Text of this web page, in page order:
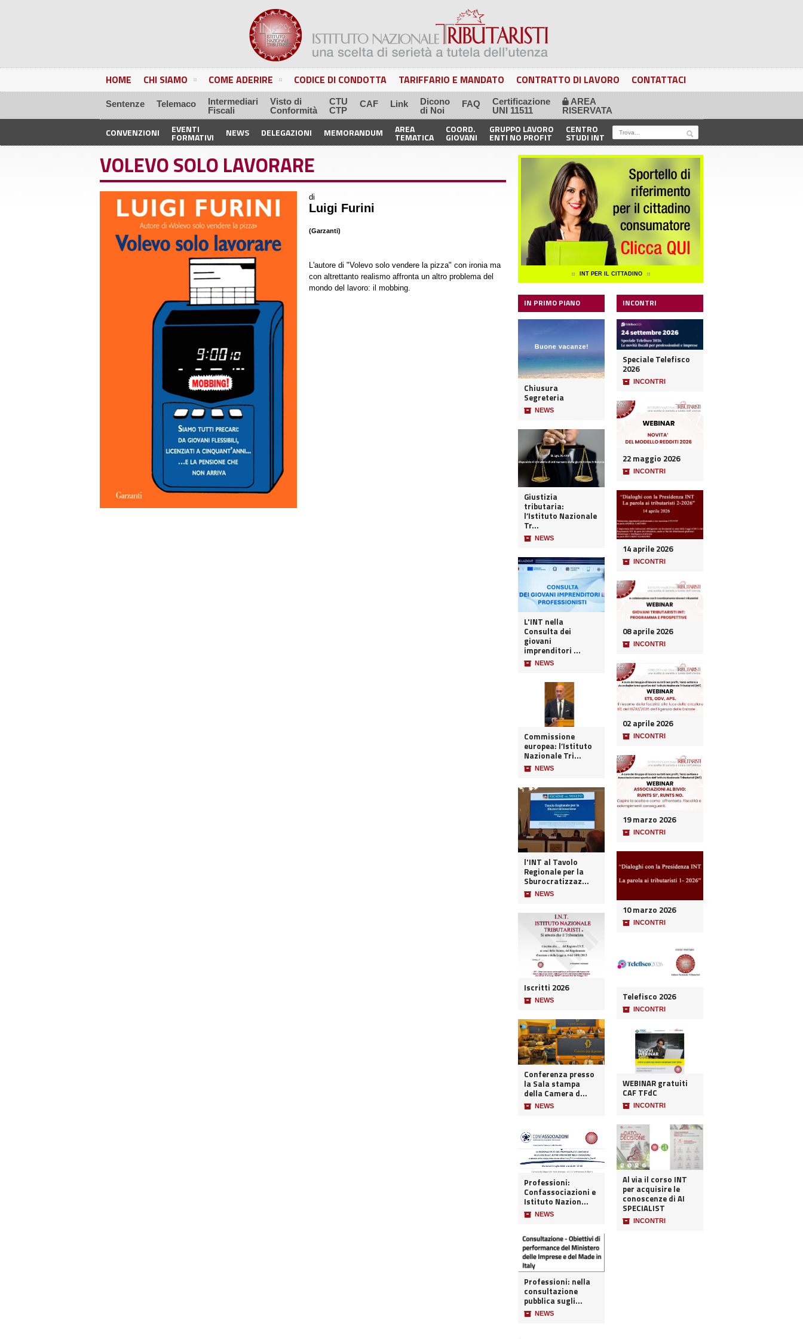
HOME CHI SIAMO COME ADERIRE CODICE DI CONDOTTA TARIFFARIO E MANDATO CONTRATTO DI LAVORO CONTATTACI
Sentenze Telemaco
Intermediari
Fiscali
Visto di
Conformità
CTU
CTP
CAF Link
Dicono
di Noi
FAQ
Certificazione
UNI 11511
🔒 AREA
RISERVATA
CONVENZIONI EVENTI
FORMATIVI NEWS DELEGAZIONI MEMORANDUM AREA
TEMATICA
COORD.
GIOVANI
GRUPPO LAVORO
ENTI NO PROFIT
CENTRO
STUDI INT
VOLEVO SOLO LAVORARE
di
Luigi Furini
(Garzanti)
L'autore di "Volevo solo vendere la pizza" con ironia ma
con altrettanto realismo affronta un altro problema del
mondo del lavoro: il mobbing.
INT PER IL CITTADINO
IN PRIMO PIANO
Chiusura
Segreteria
📦 NEWS
Giustizia
tributaria:
l’Istituto Nazionale
Tr...
📦 NEWS
L'INT nella
Consulta dei
giovani
imprenditori ...
📦 NEWS
Commissione
europea: l’Istituto
Nazionale Tri...
📦 NEWS
l'INT al Tavolo
Regionale per la
Sburocratizzaz...
📦 NEWS
Iscritti 2026
📦 NEWS
Conferenza presso
la Sala stampa
della Camera d...
📦 NEWS
Professioni:
Confassociazioni e
Istituto Nazion...
📦 NEWS
Professioni: nella
consultazione
pubblica sugli...
📦 NEWS
INCONTRI
Speciale Telefisco
2026
📦 INCONTRI
22 maggio 2026
📦 INCONTRI
14 aprile 2026
📦 INCONTRI
08 aprile 2026
📦 INCONTRI
02 aprile 2026
📦 INCONTRI
19 marzo 2026
📦 INCONTRI
10 marzo 2026
📦 INCONTRI
Telefisco 2026
📦 INCONTRI
WEBINAR gratuiti
CAF TFdC
📦 INCONTRI
Al via il corso INT
per acquisire le
conoscenze di AI
SPECIALIST
📦 INCONTRI